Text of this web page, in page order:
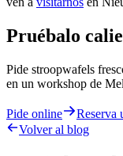
Pruébalo
Pide stroopwafels
en un workshop de
Pide online
Reserva
Volver al blog